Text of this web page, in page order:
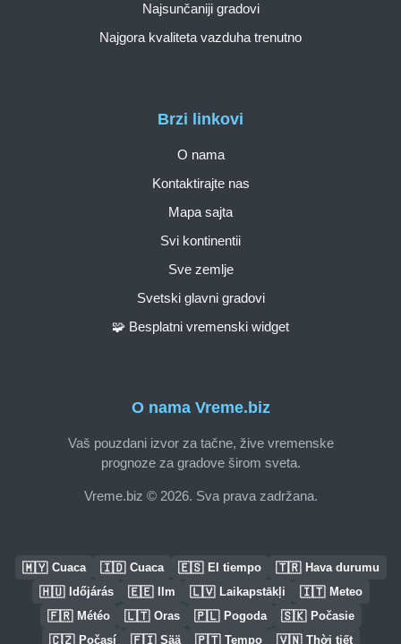
O nama Vreme.biz
Vaš pouzdani izvor za tačne, žive vremenske
prognoze za gradove širom sveta.
Vreme.biz © 2026. Sva prava zadržana.
Brzi linkovi
O nama
Kontaktirajte nas
Mapa sajta
Svi kontinentii
Sve zemlje
Svetski glavni gradovi
🧩 Besplatni vremenski widget
Najsunčaniji gradovi
Najgora kvaliteta vazduha trenutno
🇲🇾 Cuaca 🇮🇩 Cuaca 🇪🇸 El tiempo 🇹🇷 Hava durumu
🇭🇺 Időjárás 🇪🇪 Ilm 🇱🇻 Laikapstākļi 🇮🇹 Meteo
🇫🇷 Météo 🇱🇹 Oras 🇵🇱 Pogoda 🇸🇰 Počasie
🇨🇿 Počasí 🇫🇮 Sää 🇵🇹 Tempo 🇻🇳 Thời tiết